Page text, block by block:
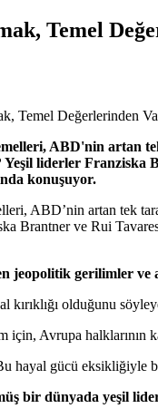
Temel
ABD'nin artan
liderler Franziska
konuşuyor.
ABD’nin artan tek
Brantner ve Rui
jeopolitik gerilimler ve
kırıklığı olduğunu
için, Avrupa halklarının
hayal gücü eksikliğiyle
bir dünyada yeşil